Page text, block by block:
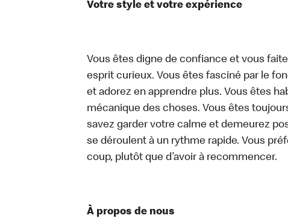
Votre style et votre expérience
Vous êtes digne de confiance et vous
esprit curieux. Vous êtes fasciné par le
et adorez en apprendre plus. Vous êtes
mécanique des choses. Vous êtes
savez garder votre calme et demeurez
se déroulent à un rythme rapide. Vous
coup, plutôt que d’avoir à recommencer.
À propos de nous